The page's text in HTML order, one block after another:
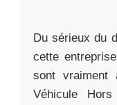
Du sérieux du
cette
sont vraiment
Véhicule